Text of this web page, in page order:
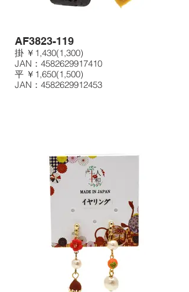
AF3823-119
掛 ￥1,430(1,300)
JAN：4582629917410
平 ￥1,650(1,500)
JAN：4582629912453